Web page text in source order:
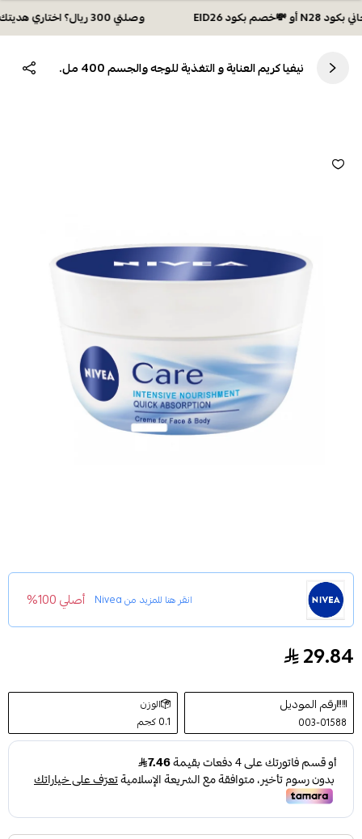
وصلتي 300 ريال؟ اختاري هديتك :🏍 شحن مجاني بكود N28 أو 💸خصم بكود EID26
نيفيا كريم العناية و التغذية للوجه والجسم 400 مل.
انقر هنا للمزيد منNivea أصلي 100%
نيفيا كريم العناية و التغذية للوجه والجسم 400 مل.
29.84
رقم الموديل
003-01588
الوزن
0.1 كجم